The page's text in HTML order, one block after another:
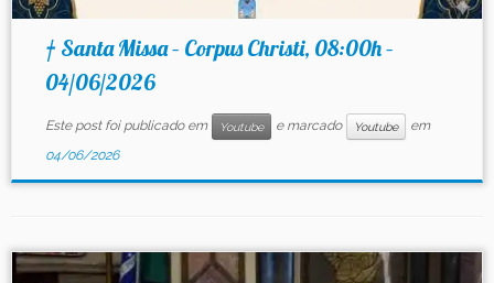
† Santa Missa – Corpus Christi, 08:00h –
04/06/2026
Este post foi publicado em Youtube e marcado Youtube
em
04/06/2026